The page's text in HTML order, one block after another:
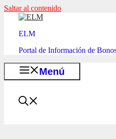
Saltar al contenido
ELM
Portal de Información de
Menú